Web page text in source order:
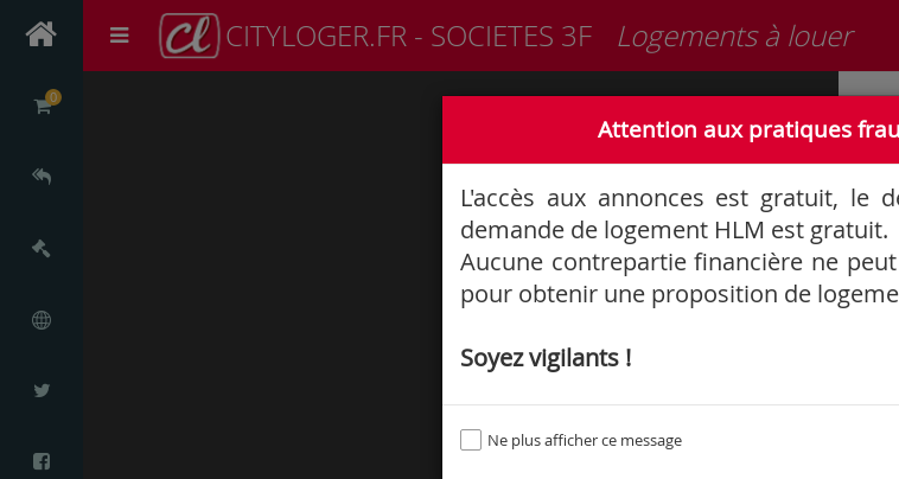
CITYLOGER.FR - SOCIETES 3F Logements à louer
0
Attention aux pratiques
L'accès aux annonces est gratuit, le
demande de logement HLM est gratuit.
Aucune contrepartie financière ne
pour obtenir une proposition de
Soyez vigilants !
Ne plus afficher ce message